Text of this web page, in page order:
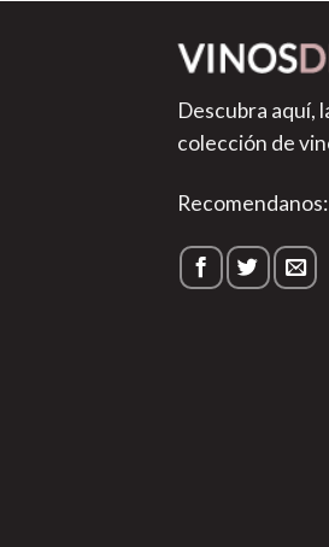
Descubra aquí,
colección de
Recomendanos: